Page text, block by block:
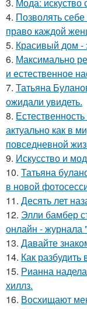
4. Позволять
право каждой
5. Красивый дом -
6. Максимально
и естественное
7. Татьяна
ожидали увидеть.
8.
актуально как в
повседневной
9. Искусство и
10. Татьяна
в новой
11. Десять лет
12. Элли бамбер
онлайн - журнала
13. Давайте
14. Как разбудить
15. Рианна
хиллз.
16. Восхищают